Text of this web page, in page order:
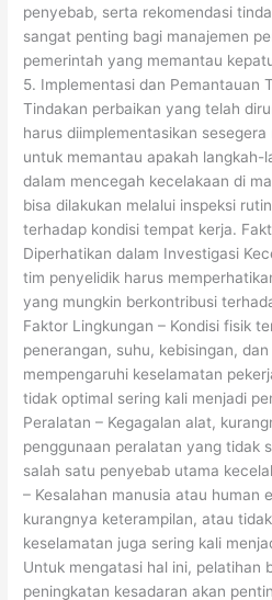
penyebab, serta rekomendasi
sangat penting bagi manajemen
pemerintah yang memantau
5. Implementasi dan Pemantauan
Tindakan perbaikan yang telah
harus diimplementasikan
untuk memantau apakah
dalam mencegah kecelakaan di
bisa dilakukan melalui inspeksi
terhadap kondisi tempat kerja.
Diperhatikan dalam Investigasi
tim penyelidik harus
yang mungkin berkontribusi
Faktor Lingkungan – Kondisi fisik
penerangan, suhu, kebisingan,
mempengaruhi keselamatan
tidak optimal sering kali menjadi
Peralatan – Kegagalan alat,
penggunaan peralatan yang tidak
salah satu penyebab utama
– Kesalahan manusia atau human
kurangnya keterampilan, atau
keselamatan juga sering kali
Untuk mengatasi hal ini, pelatihan
peningkatan kesadaran akan